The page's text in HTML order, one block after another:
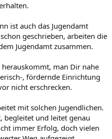
ist auch das Jugendamt
geschrieben, arbeiten die
Jugendamt zusammen.
man Dir nahe
, fördernde Einrichtung
nicht erschrecken.
mit solchen Jugendlichen.
begleitet und leitet genau
immer Erfolg, doch vielen